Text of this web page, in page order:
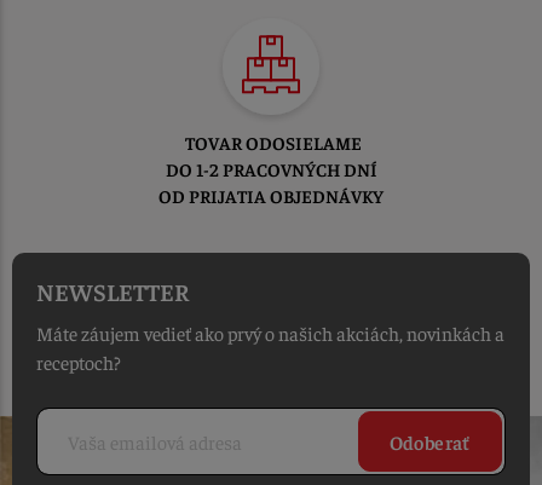
TOVAR ODOSIELAME
DO 1-2 PRACOVNÝCH DNÍ
OD PRIJATIA OBJEDNÁVKY
NEWSLETTER
Máte záujem vedieť ako prvý o našich akciách, novinkách a
receptoch?
Odoberať